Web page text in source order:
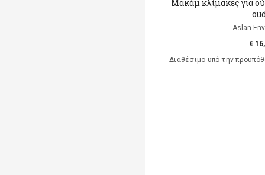
Μακάμ κλίμακες για
Aslan
€
Διαθέσιμο υπό την